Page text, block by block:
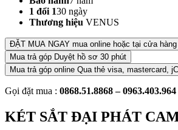
1 đổi 130 ngày
Thương hiệu VENUS
ĐẶT MUA NGAY mua online hoặc tại cửa hàng
Mua trả góp Duyệt hồ sơ 30 phút
Mua trả góp online Qua thẻ visa, mastercard,
Gọi đặt mua : 0868.51.8868 – 0963.403.964
KÉT SẮT ĐẠI PHÁT